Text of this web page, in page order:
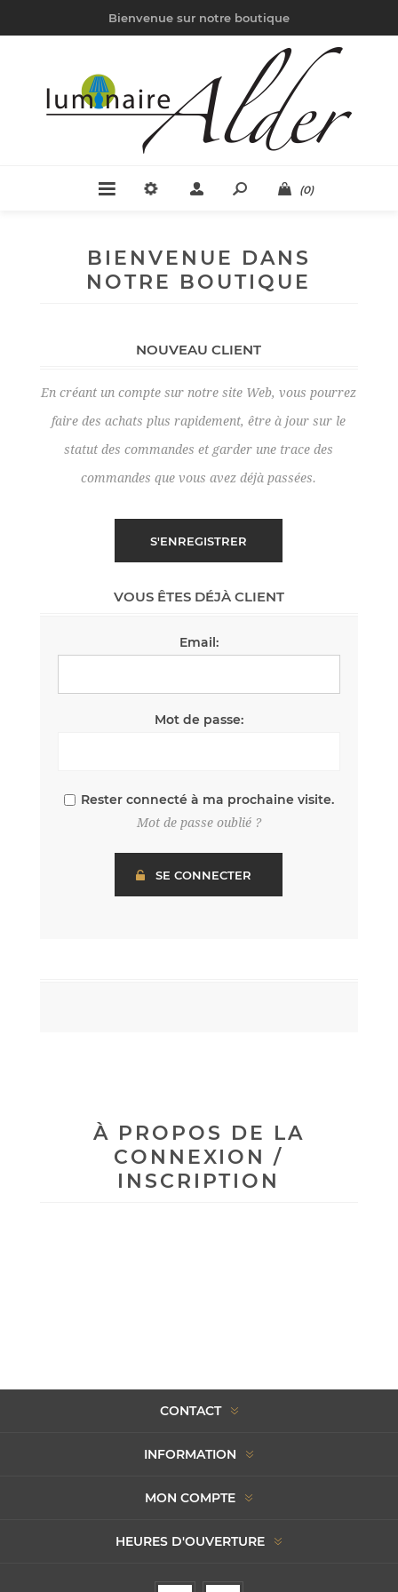
Bienvenue sur notre boutique
(0)
BIENVENUE DANS
NOTRE BOUTIQUE
NOUVEAU CLIENT
En créant un compte sur notre site Web, vous pourrez
faire des achats plus rapidement, être à jour sur le
statut des commandes et garder une trace des
commandes que vous avez déjà passées.
VOUS ÊTES DÉJÀ CLIENT
Email:
Mot de passe:
Rester connecté à ma prochaine visite.
Mot de passe oublié ?
À PROPOS DE LA
CONNEXION /
INSCRIPTION
CONTACT
INFORMATION
MON COMPTE
HEURES D'OUVERTURE